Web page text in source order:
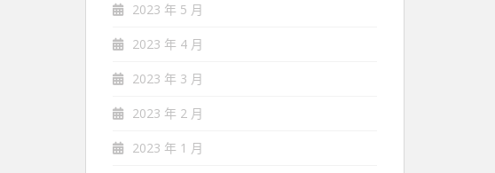
2023 年 5 月
2023 年 4 月
2023 年 3 月
2023 年 2 月
2023 年 1 月